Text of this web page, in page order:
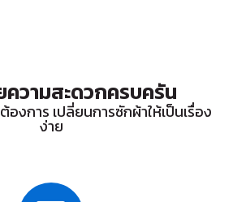
วามสะดวกครบครัน
งการ เปลี่ยนการซักผ้าให้เป็นเรื่อง
ง่าย